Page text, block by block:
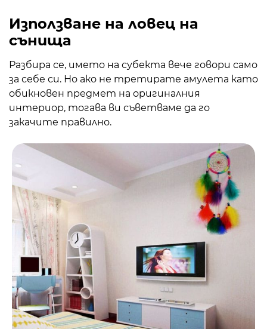
Използване на ловец на
сънища
Разбира се, името на субекта вече говори само
за себе си. Но ако не третирате амулета като
обикновен предмет на оригиналния
интериор, тогава ви съветваме да го
закачите правилно.